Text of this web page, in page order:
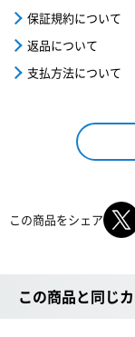
保証規約について
返品について
支払方法について
この商品をシェア
この商品と同じ